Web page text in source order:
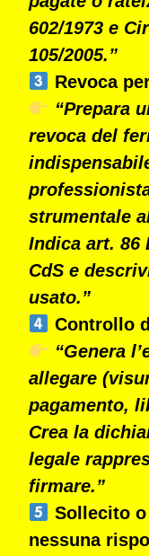
602/1973 e
105/2005.”
Revoca
“Prepara
revoca del
strumentale
Indica art. 86
CdS e
usato.”
Controllo
“Genera
allegare
pagamento,
Crea la
legale
firmare.”
Sollecito
nessuna